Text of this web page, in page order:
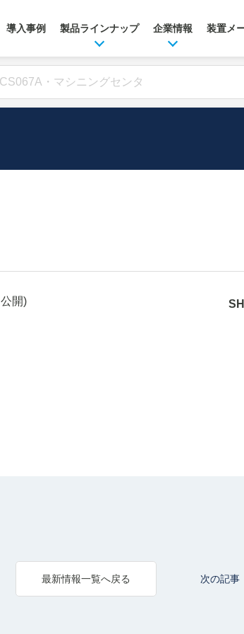
導入事例 製品ラインナップ 企業情報 装置メ
公開)
最新情報一覧へ戻る 次の記事